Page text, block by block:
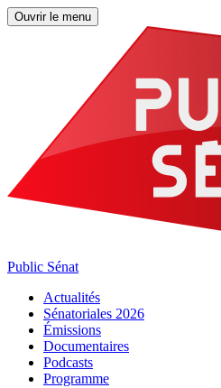
Ouvrir le menu
Public Sénat
Actualités
Sénatoriales 2026
Émissions
Documentaires
Podcasts
Programme